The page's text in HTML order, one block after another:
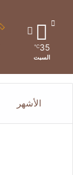
35
℃
السبت
الأشهر